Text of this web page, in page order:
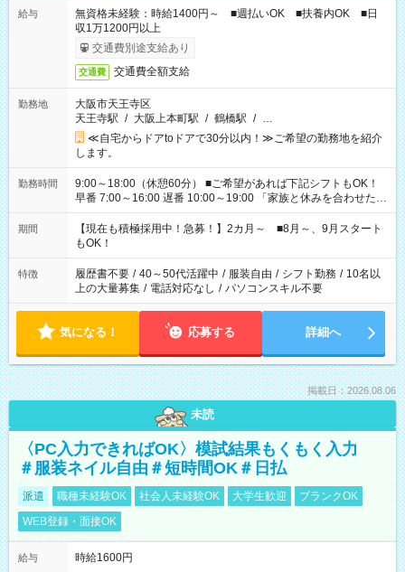
給与
無資格未経験：時給1400円～ ■週払いOK ■扶養内OK ■日
収1万1200円以上
交通費別途支給あり
交通費 交通費全額支給
勤務地
大阪市天王寺区
天王寺駅 / 大阪上本町駅 / 鶴橋駅 / …
≪自宅からドアtoドアで30分以内！≫ご希望の勤務地を紹介
します。
勤務時間
9:00～18:00（休憩60分） ■ご希望があれば下記シフトもOK！
早番 7:00～16:00 遅番 10:00～19:00 「家族と休みを合わせた
い」 「余裕を持って夕飯の準備がしたい」 「できれば残業はし
たくない」 など、ご希望を教えてくださいね。 ※Wワーク希望
の方へ 今ご覧のお仕事で希望する勤務時間と、もう1つのお仕事
の勤務時間。 合計で週40時間を超える場合は応募できません。
期間
【現在も積極採用中！急募！】2カ月～ ■8月～、9月スタート
もOK！
特徴 履歴書不要 / 40～50代活躍中 / 服装自由 / シフト勤務 / 10名以
上の大量募集 / 電話対応なし / パソコンスキル不要
気になる！ 応募する 詳細へ
掲載日：2026.08.06
未読
〈PC入力できればOK〉模試結果もくもく入力
＃服装ネイル自由＃短時間OK＃日払
派遣 職種未経験OK 社会人未経験OK 大学生歓迎
ブランクOK
WEB登録・面接OK
給与 時給1600円